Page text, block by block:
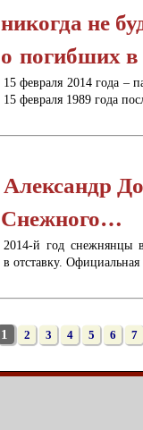
никогда не
о погибших
15 февраля 2014 года –
15 февраля 1989 года
Александр
Снежного…
2014-й год снежнянцы
в отставку.
1 2 3 4 5 6 7